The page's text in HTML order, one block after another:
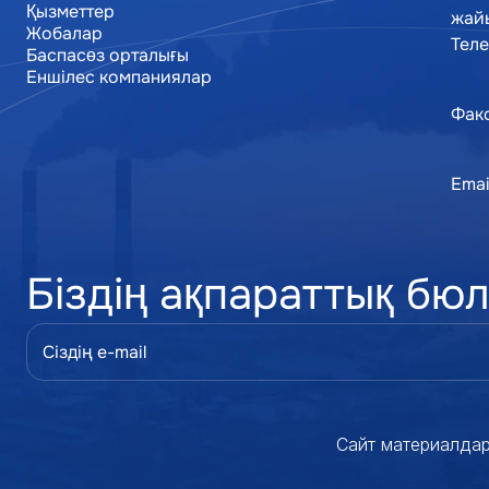
Институт туралы
Қызметтер
Қызметтер
Жобалар
Жобалар
Баспасөз орталығы
Баспасөз орталығы
Еншілес компаниялар
Еншілес компаниялар
Біздің ақпараттық
Сайт